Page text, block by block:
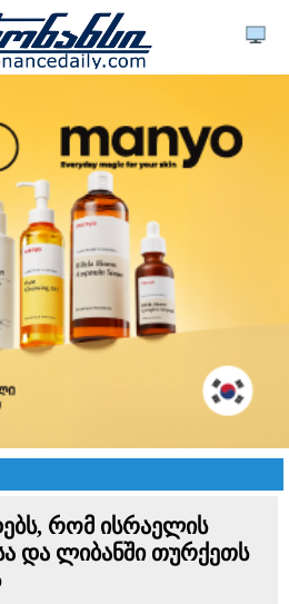
რომ ისრაელის
და ლიბანში თურქეთს